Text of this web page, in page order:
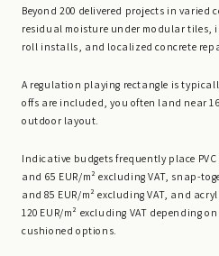
Beyond 200 delivered projects in varied
residual moisture under modular tiles,
roll installs, and localized concrete
A regulation playing rectangle is
offs are included, you often land near
outdoor layout.
Indicative budgets frequently place PVC
and 65 EUR/m² excluding VAT, snap-
and 85 EUR/m² excluding VAT, and
120 EUR/m² excluding VAT depending
cushioned options.